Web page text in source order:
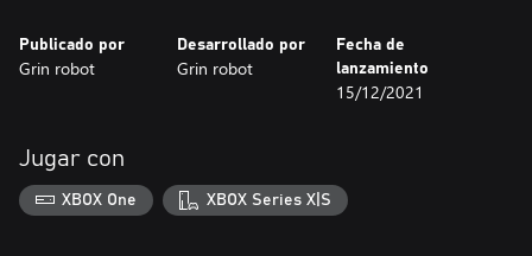
Publicado por
Grin robot
Desarrollado por
Grin robot
Fecha de
lanzamiento
15/12/2021
Jugar con
XBOX One XBOX Series X|S